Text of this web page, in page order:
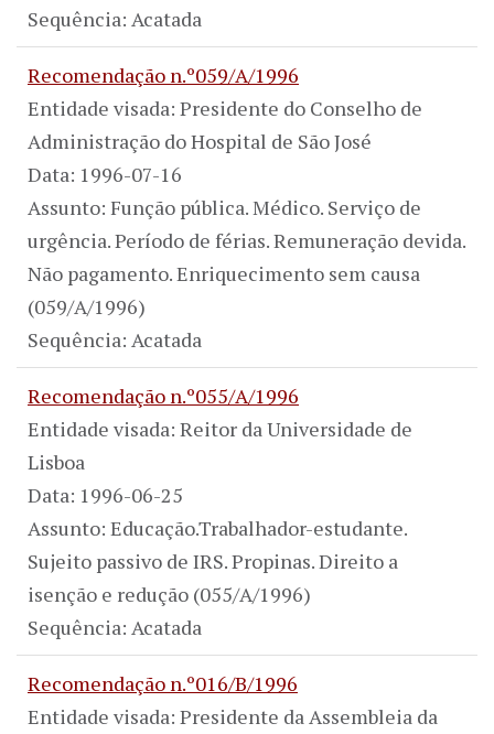
Sequência: Acatada
Recomendação n.º059/A/1996
Entidade visada: Presidente do Conselho de
Administração do Hospital de São José
Data: 1996-07-16
Assunto: Função pública. Médico. Serviço de
urgência. Período de férias. Remuneração devida.
Não pagamento. Enriquecimento sem causa
(059/A/1996)
Sequência: Acatada
Recomendação n.º055/A/1996
Entidade visada: Reitor da Universidade de
Lisboa
Data: 1996-06-25
Assunto: Educação.Trabalhador-estudante.
Sujeito passivo de IRS. Propinas. Direito a
isenção e redução (055/A/1996)
Sequência: Acatada
Recomendação n.º016/B/1996
Entidade visada: Presidente da Assembleia da